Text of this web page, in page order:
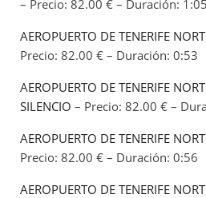
– Precio: 82.00 € – Duración: 1:05
AEROPUERTO DE TENERIFE
Precio: 82.00 € – Duración: 0:53
AEROPUERTO DE TENERIFE
SILENCIO – Precio: 82.00 € –
AEROPUERTO DE TENERIFE
Precio: 82.00 € – Duración: 0:56
AEROPUERTO DE TENERIFE